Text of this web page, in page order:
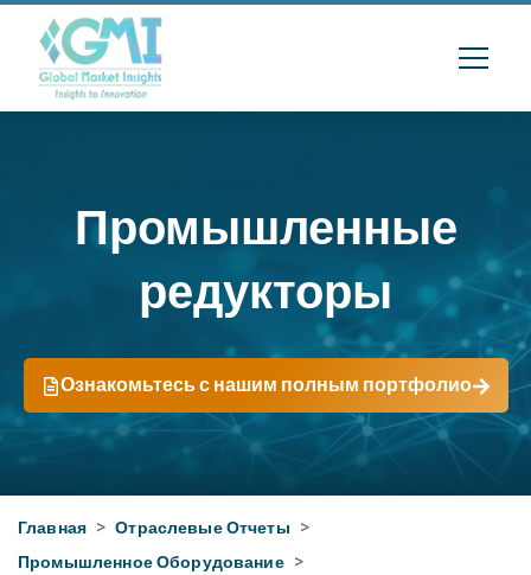
Промышленные
редукторы
Ознакомьтесь с нашим полным портфолио
Главная > Отраслевые Отчеты >
Промышленное Оборудование >